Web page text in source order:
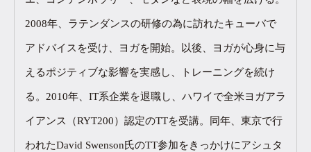
2008年、ラテンダンスの研修の為に訪れたキューバで
アドバイスを受け、ヨガを開始。以後、ヨガが心身に与
えるポジティブな影響を実感し、トレーニングを続け
る。2010年、IT系企業を退職し、ハワイで全米ヨガアラ
イアンス（RYT200）認定のTTを受講。同年、東京で行
われたDavid Swenson氏のTT参加をきっかけにアシュタ